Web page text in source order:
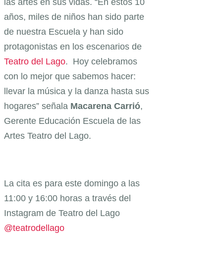
años, miles de niños han sido parte
de nuestra Escuela y han sido
protagonistas en los escenarios de
Teatro del Lago. Hoy celebramos
con lo mejor que sabemos hacer:
llevar la música y la danza hasta sus
hogares” señala Macarena Carrió,
Gerente Educación Escuela de las
Artes Teatro del Lago.
La cita es para este domingo a las
11:00 y 16:00 horas a través del
Instagram de Teatro del Lago
@teatrodellago